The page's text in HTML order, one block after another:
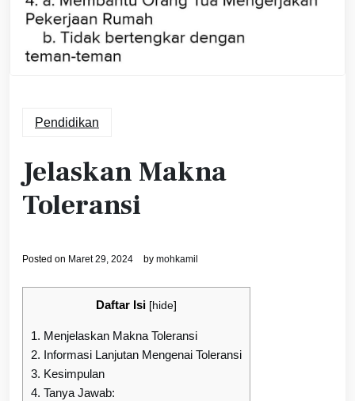
Pendidikan
Jelaskan Makna
Toleransi
Posted on Maret 29, 2024 by mohkamil
Daftar Isi [hide]
1. Menjelaskan Makna Toleransi
2. Informasi Lanjutan Mengenai Toleransi
3. Kesimpulan
4. Tanya Jawab: